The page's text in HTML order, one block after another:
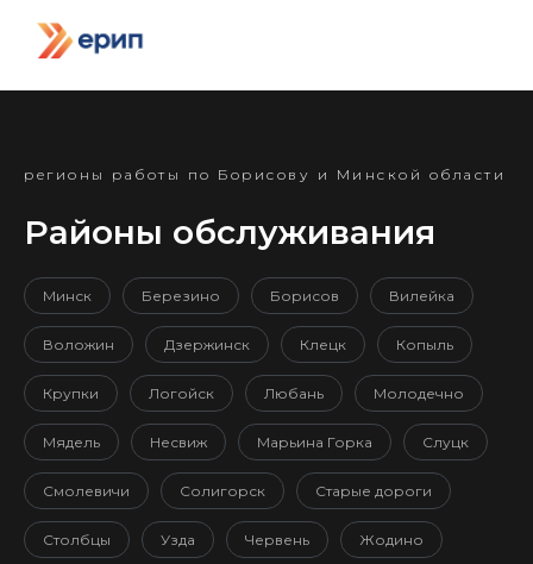
регионы работы по Борисову и Минской области
Районы обслуживания
Минск Березино Борисов Вилейка
Воложин Дзержинск Клецк Копыль
Крупки Логойск Любань Молодечно
Мядель Несвиж Марьина Горка Слуцк
Смолевичи Солигорск Старые дороги
Столбцы Узда Червень Жодино